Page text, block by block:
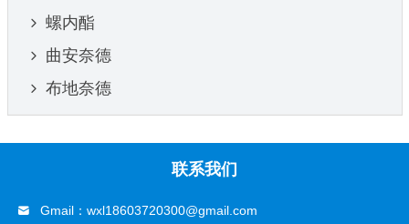
螺内酯
曲安奈德
布地奈德
联系我们
Gmail： wxl18603720300@gmail.com